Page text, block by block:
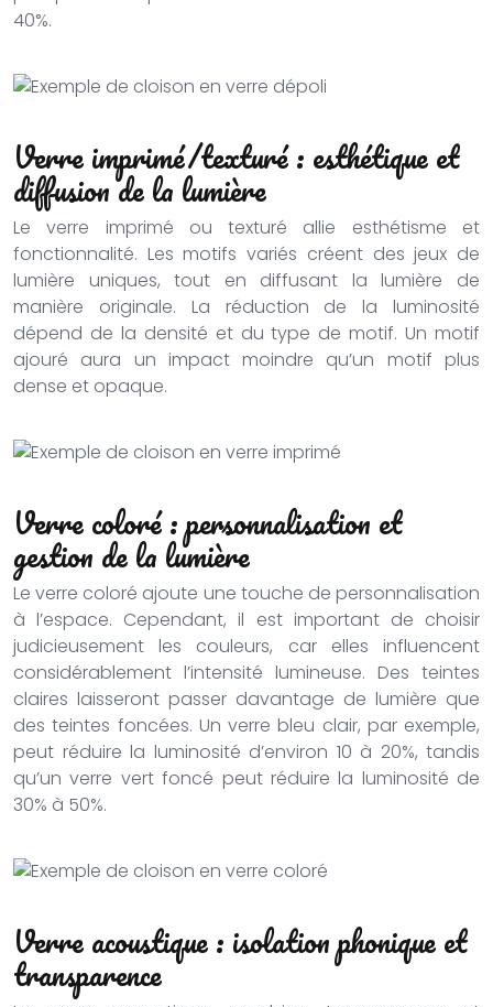
40%.
Verre imprimé/texturé : esthétique et
diffusion de la lumière
Le verre imprimé ou texturé allie esthétisme et
fonctionnalité. Les motifs variés créent des jeux de
lumière uniques, tout en diffusant la lumière de
manière originale. La réduction de la luminosité
dépend de la densité et du type de motif. Un motif
ajouré aura un impact moindre qu’un motif plus
dense et opaque.
Verre coloré : personnalisation et
gestion de la lumière
Le verre coloré ajoute une touche de personnalisation
à l’espace. Cependant, il est important de choisir
judicieusement les couleurs, car elles influencent
considérablement l’intensité lumineuse. Des teintes
claires laisseront passer davantage de lumière que
des teintes foncées. Un verre bleu clair, par exemple,
peut réduire la luminosité d’environ 10 à 20%, tandis
qu’un verre vert foncé peut réduire la luminosité de
30% à 50%.
Verre acoustique : isolation phonique et
transparence